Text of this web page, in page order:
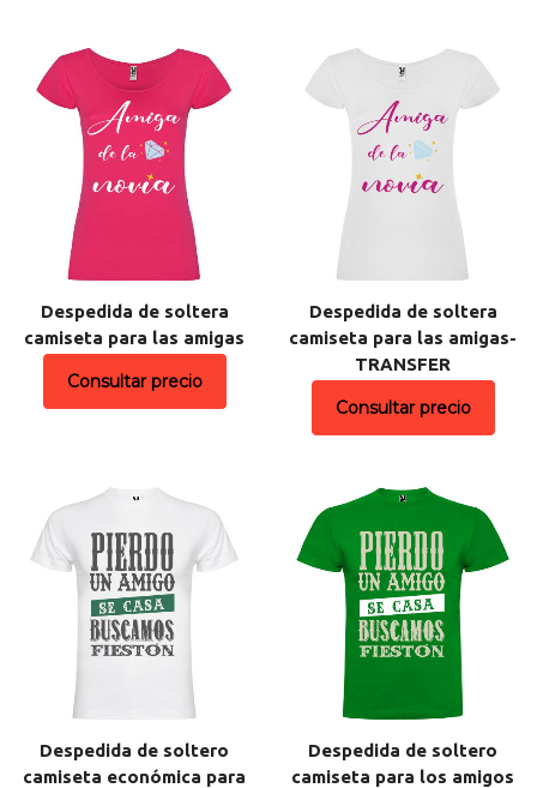
Despedida de soltera
camiseta para las amigas
Consultar precio
Despedida de soltera
camiseta para las amigas-
TRANSFER
Consultar precio
Despedida de soltero
camiseta económica para
Despedida de soltero
camiseta para los amigos